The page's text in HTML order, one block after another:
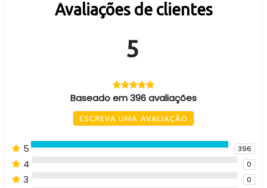
Avaliações de clientes
5
Baseado em 396 avaliações
ESCREVA UMA AVALIAÇÃO
5 396
4 0
3 0